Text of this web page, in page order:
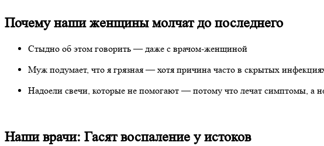
Почему наши женщины молчат до последнего
Стыдно об этом говорить — даже с врачом-женщиной
Муж подумает, что я грязная — хотя причина часто в скрытых
Надоели свечи, которые не помогают — потому что лечат симптомы, а
Наши врачи: Гасят воспаление у истоков